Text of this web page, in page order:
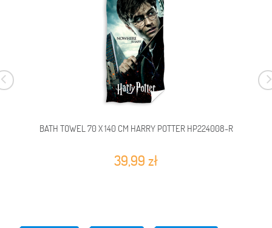
BATH TOWEL 70 X 140 CM HARRY POTTER HP224008-R
39,99 zł